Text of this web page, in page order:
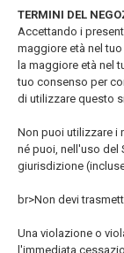
TERMINI DEL
Accettando i
maggiore età nel
la maggiore età nel
tuo consenso per
di utilizzare questo
Non puoi utilizzare i
né puoi, nell'uso del
giurisdizione
br>Non devi
Una violazione o
l'immediata